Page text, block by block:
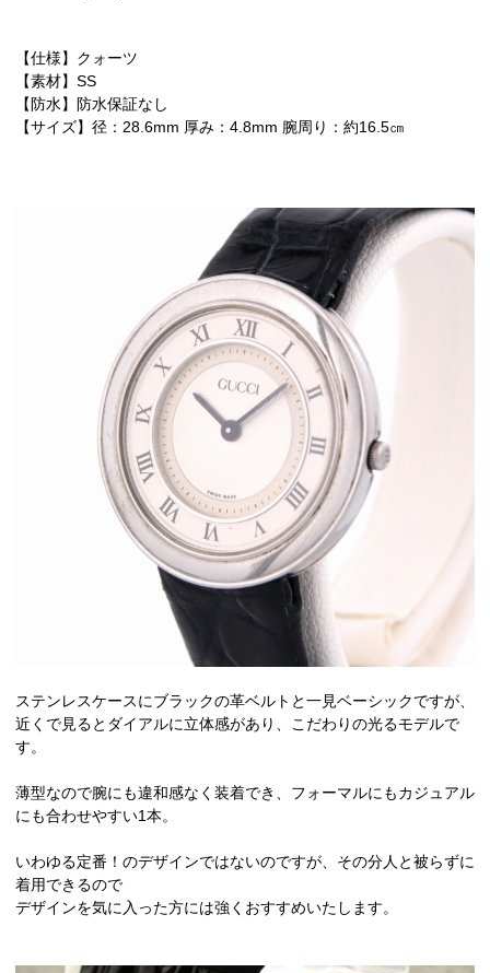
【仕様】クォーツ
【素材】SS
【防水】防水保証なし
【サイズ】径：28.6mm 厚み：4.8mm 腕周り：約16.5㎝
ステンレスケースにブラックの革ベルトと一見ベーシックですが、
近くで見るとダイアルに立体感があり、こだわりの光るモデルで
す。
薄型なので腕にも違和感なく装着でき、フォーマルにもカジュアル
にも合わせやすい1本。
いわゆる定番！のデザインではないのですが、その分人と被らずに
着用できるので
デザインを気に入った方には強くおすすめいたします。